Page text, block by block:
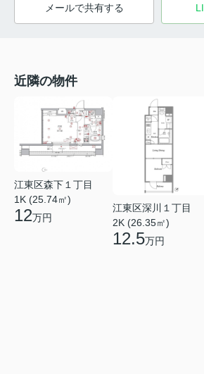
メールで共有する
近隣の物件
江東区森下１丁目
1K (25.74㎡)
12万円
江東区深川１丁目
2K (26.35㎡)
12.5万円